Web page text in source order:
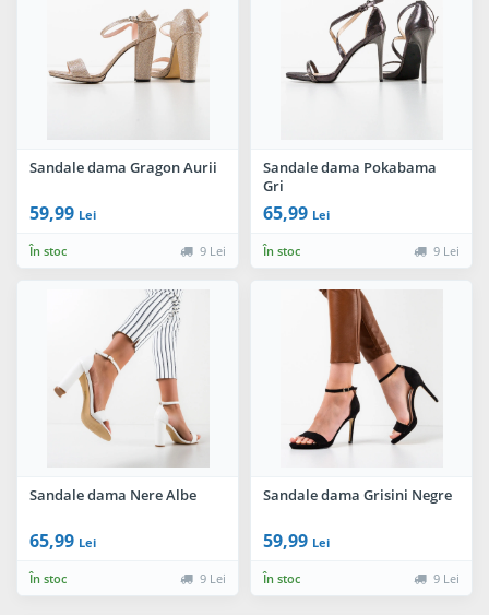
Sandale dama Gragon Aurii
59,99 Lei
În stoc 9 Lei
Sandale dama Pokabama
Gri
65,99 Lei
În stoc 9 Lei
Sandale dama Nere Albe
65,99 Lei
În stoc 9 Lei
Sandale dama Grisini Negre
59,99 Lei
În stoc 9 Lei